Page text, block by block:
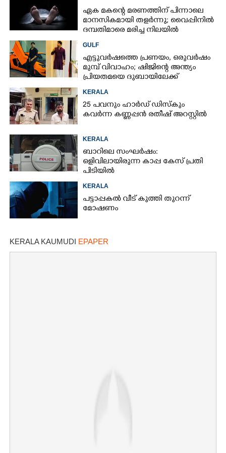
ഏക മകന്റെ മരണത്തിന് പിന്നാലെ
മാനസികമായി തളർന്നു; വൈപ്പിനിൽ
ദമ്പതിമാരെ മരിച്ച നിലയിൽ
കണ്ടെത്തി
GULF
എട്ടുവർഷത്തെ പ്രണയം,​ ഒരുവർഷം
മുമ്പ് വിവാഹം; ഷിജിന്റെ അന്ത്യം
പ്രിയതമയെ ദുബായിലേക്ക്
കൊണ്ടുവരാനുള്ള ഒരുക്കത്തിനിടെ
KERALA
25 പവനും ഹാർഡ് ഡിസ്കും
കവർന്ന കണ്ണപ്പൻ രതീഷ് അറസ്റ്റിൽ
KERALA
ബാറിലെ സംഘർഷം:
ഒളിവിലായിരുന്ന കാപ്പ കേസ് പ്രതി
പിടിയിൽ
KERALA
പട്ടാപ്പകൽ വീട് കുത്തി തുറന്ന്
മോഷണം
KERALA KAUMUDI EPAPER